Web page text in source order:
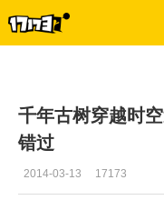
千年古树穿越时
错过
2014-03-13 17173